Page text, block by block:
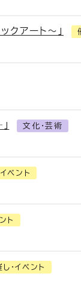
アート～」
文化・芸術
ベント
ト
し・イベント